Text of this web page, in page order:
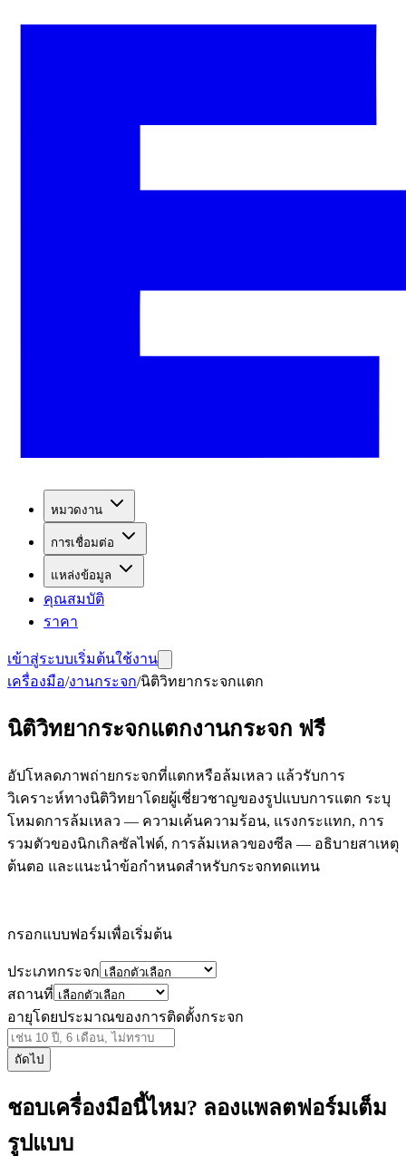
หมวดงาน
การเชื่อมต่อ
แหล่งข้อมูล
คุณสมบัติ
ราคา
เข้าสู่ระบบเริ่มต้นใช้งาน
เครื่องมือ/งานกระจก/นิติวิทยากระจกแตก
นิติวิทยากระจกแตกงานกระจก ฟรี
อัปโหลดภาพถ่ายกระจกที่แตกหรือล้มเหลว แล้วรับการ
วิเคราะห์ทางนิติวิทยาโดยผู้เชี่ยวชาญของรูปแบบการแตก ระบุ
โหมดการล้มเหลว — ความเค้นความร้อน, แรงกระแทก, การ
รวมตัวของนิกเกิลซัลไฟด์, การล้มเหลวของซีล — อธิบายสาเหตุ
ต้นตอ และแนะนำข้อกำหนดสำหรับกระจกทดแทน
กรอกแบบฟอร์มเพื่อเริ่มต้น
ประเภทกระจก
สถานที่
อายุโดยประมาณของการติดตั้งกระจก
ถัดไป
ชอบเครื่องมือนี้ไหม? ลองแพลตฟอร์มเต็ม
รูปแบบ